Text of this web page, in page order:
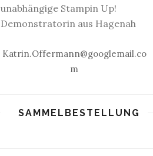
unabhängige Stampin Up!
Demonstratorin aus Hagenah
Katrin.Offermann@googlemail.co
m
SAMMELBESTELLUNG